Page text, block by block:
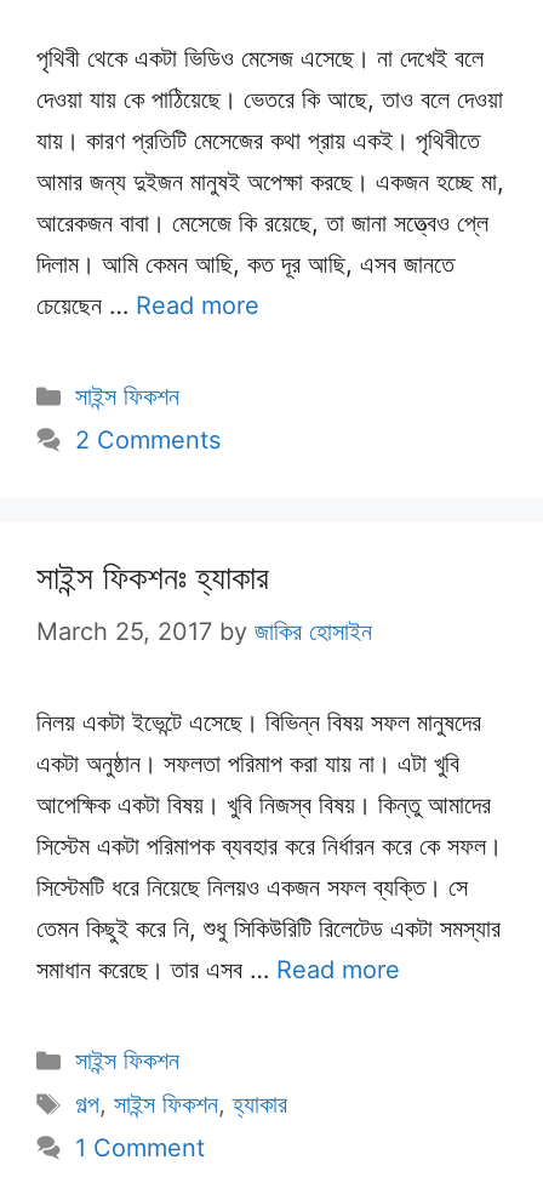
পৃথিবী থেকে একটা ভিডিও মেসেজ এসেছে। না দেখেই বলে
দেওয়া যায় কে পাঠিয়েছে। ভেতরে কি আছে, তাও বলে দেওয়া
যায়। কারণ প্রতিটি মেসেজের কথা প্রায় একই। পৃথিবীতে
আমার জন্য দুইজন মানুষই অপেক্ষা করছে। একজন হচ্ছে মা,
আরেকজন বাবা। মেসেজে কি রয়েছে, তা জানা সত্ত্বেও প্লে
দিলাম। আমি কেমন আছি, কত দূর আছি, এসব জানতে
চেয়েছেন … Read more
Categories
সাইন্স ফিকশন
2 Comments
সাইন্স ফিকশনঃ হ্যাকার
March 25, 2017 by জাকির হোসাইন
নিলয় একটা ইভেন্টে এসেছে। বিভিন্ন বিষয় সফল মানুষদের
একটা অনুষ্ঠান। সফলতা পরিমাপ করা যায় না। এটা খুবি
আপেক্ষিক একটা বিষয়। খুবি নিজস্ব বিষয়। কিন্তু আমাদের
সিস্টেম একটা পরিমাপক ব্যবহার করে নির্ধারন করে কে সফল।
সিস্টেমটি ধরে নিয়েছে নিলয়ও একজন সফল ব্যক্তি। সে
তেমন কিছুই করে নি, শুধু সিকিউরিটি রিলেটেড একটা সমস্যার
সমাধান করেছে। তার এসব … Read more
Categories
সাইন্স ফিকশন
Tags
গল্প, সাইন্স ফিকশন,হ্যাকার
1 Comment